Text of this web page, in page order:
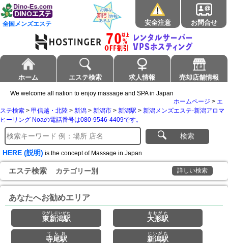
全国メンズエステ 安全注意 お問合せ
ホーム エステ検索 求人情報 売却店舗情報
We welcome all nation to enjoy massage and SPA in Japan
ホームページ > エ
ステ検索 > 甲信越・北陸 > 新潟 > 新潟市 > 新潟駅 > 新潟メンズエステ-新潟アロマ
ヒーリング Noaの電話番号は080-9546-4409です。
検索
HERE (説明) is the concept of Massage in Japan
エステ検索 カテゴリー別 詳しい検索
あなたへお勧めエリア
東新潟駅
ひがしにいがた
大形駅
おおがた
寺尾駅
てらお
新潟駅
にいがた